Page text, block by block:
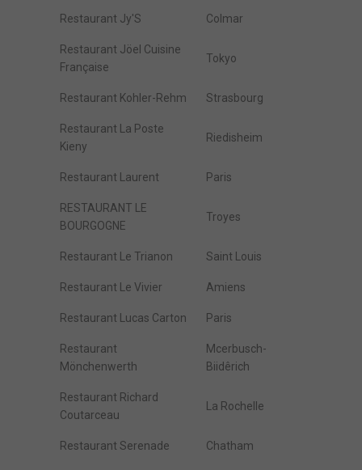
Restaurant Jy'S Colmar
Restaurant Jöel Cuisine
Française
Tokyo
Restaurant Kohler-Rehm Strasbourg
Restaurant La Poste
Kieny
Riedisheim
Restaurant Laurent Paris
RESTAURANT LE
BOURGOGNE
Troyes
Restaurant Le Trianon Saint Louis
Restaurant Le Vivier Amiens
Restaurant Lucas Carton Paris
Restaurant
Mönchenwerth
Mcerbusch-
Biidêrich
Restaurant Richard
Coutarceau
La Rochelle
Restaurant Serenade Chatham